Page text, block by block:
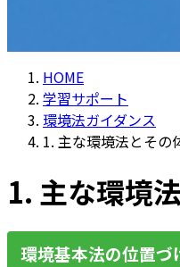
HOME
学習サポート
環境法ガイダンス
1. 主な環境法とその
1. 主な環境
環境基本法の位置づ